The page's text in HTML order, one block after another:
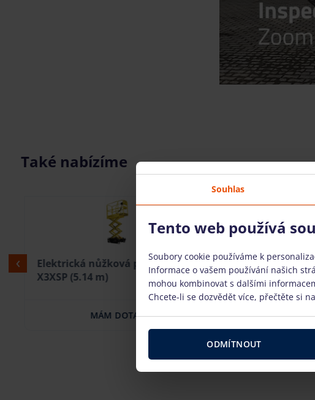
Také nabízíme
Elektrická nůžková plošina BOSS
X3XSP (5.14 m)
MÁM DOTAZ
Elektrická
Genie GS1532
MÁM
Souhlas
Tento web používá
Soubory cookie používáme k
Informace o vašem používání našich
mohou kombinovat s dalšími
Chcete-li se dozvědět více, přečtěte si
ODMÍTNOUT